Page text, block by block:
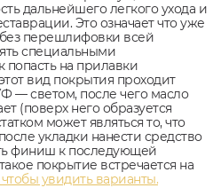
дальнейшего легкого ухода и
Это означает что уже
перешлифовки всей
специальными
попасть на прилавки
вид покрытия проходит
— светом, после чего масло
(поверх него образуется
может являться то, что
укладки нанести средство
финиш к последующей
покрытие встречается на
увидить варианты.